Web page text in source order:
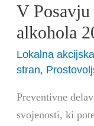
V
alkohola
Lokalna
stran,
Preventivne
svojenosti, ki